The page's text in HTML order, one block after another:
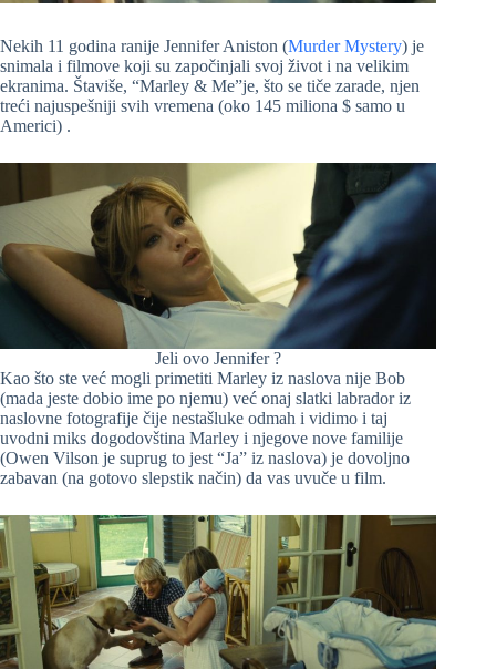
Nekih 11 godina ranije Jennifer Aniston (Murder Mystery) je
snimala i filmove koji su započinjali svoj život i na velikim
ekranima. Štaviše, “Marley & Me”je, što se tiče zarade, njen
treći najuspešniji svih vremena (oko 145 miliona $ samo u
Americi) .
Jeli ovo Jennifer ?
Kao što ste već mogli primetiti Marley iz naslova nije Bob
(mada jeste dobio ime po njemu) već onaj slatki labrador iz
naslovne fotografije čije nestašluke odmah i vidimo i taj
uvodni miks dogodovština Marley i njegove nove familije
(Owen Vilson je suprug to jest “Ja” iz naslova) je dovoljno
zabavan (na gotovo slepstik način) da vas uvuče u film.